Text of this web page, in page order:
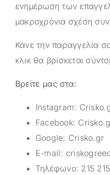
ενημέρωση των
μακροχρόνια σχέση
Κάνε την παραγγελία
κλικ θα βρίσκεται
Βρείτε μας στα:
Instagram:
Facebook:
Google: Crisko.gr
E-mail:
Τηλέφωνο: 215